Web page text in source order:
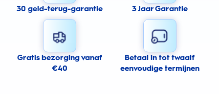
30 geld-terug-garantie 3 Jaar Garantie
Gratis bezorging vanaf
€40
Betaal in tot twaalf
eenvoudige termijnen